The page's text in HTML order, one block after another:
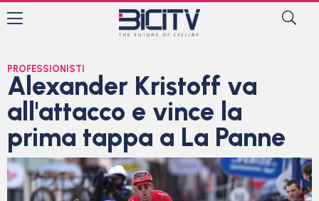
PROFESSIONISTI
Alexander Kristoff va
all'attacco e vince la
prima tappa a La Panne